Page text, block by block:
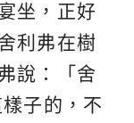
坐，正好
利弗在樹
說：「舍
子的，不